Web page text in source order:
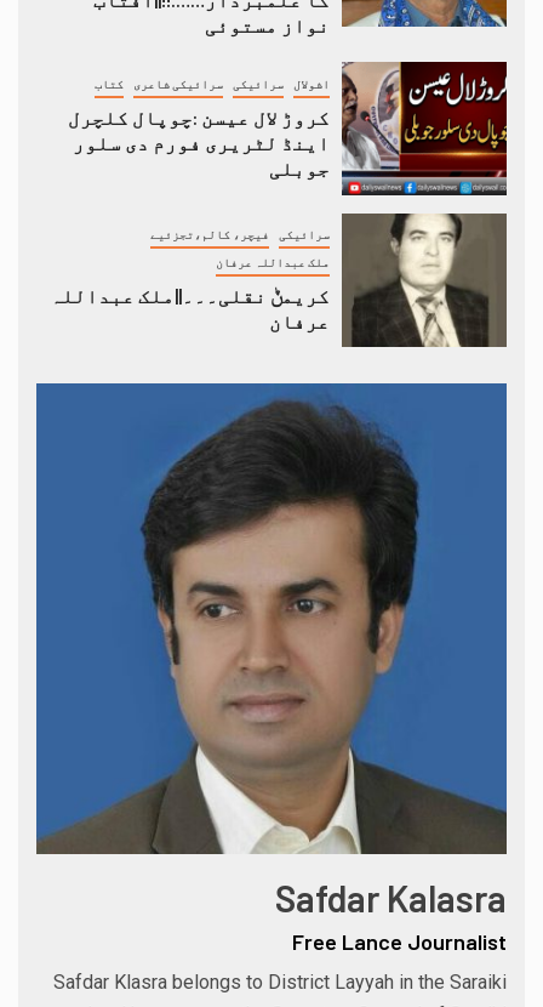
نواز مستوئی
اشولال سرائیکی سرائیکی شاعری کتاب
کروڑ لال عیسن :چوپال کلچرل
اینڈ لٹریری فورم دی سلور
جوبلی
سرائیکی فیچر، کالم،تجزئیے
ملک عبداللہ عرفان
کریمݨ نقلی۔۔۔||ملک عبداللہ
عرفان
Safdar Kalasra
Free Lance Journalist
Safdar Klasra belongs to District Layyah in the Saraiki